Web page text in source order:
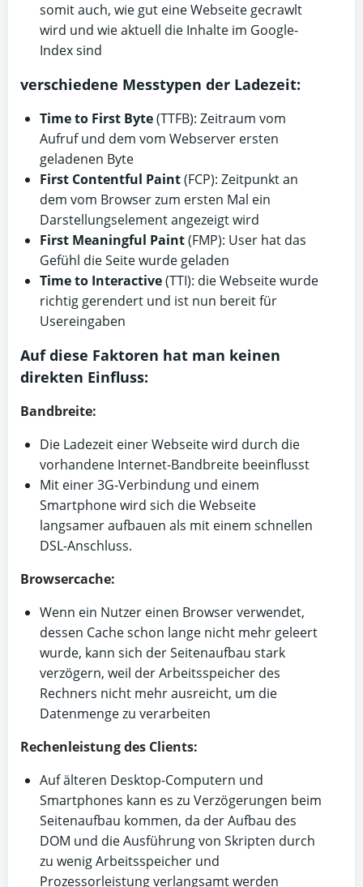
somit auch, wie gut eine Webseite gecrawlt
wird und wie aktuell die Inhalte im Google-
Index sind
verschiedene Messtypen der Ladezeit:
Time to First Byte(TTFB): Zeitraum vom
Aufruf und dem vom Webserver ersten
geladenen Byte
First Contentful Paint(FCP): Zeitpunkt an
dem vom Browser zum ersten Mal ein
Darstellungselement angezeigt wird
First Meaningful Paint(FMP): User hat das
Gefühl die Seite wurde geladen
Time to Interactive(TTI): die Webseite wurde
richtig gerendert und ist nun bereit für
Usereingaben
Auf diese Faktoren hat man keinen
direkten Einfluss:
Bandbreite:
Die Ladezeit einer Webseite wird durch die
vorhandene Internet-Bandbreite beeinflusst
Mit einer 3G-Verbindung und einem
Smartphone wird sich die Webseite
langsamer aufbauen als mit einem schnellen
DSL-Anschluss.
Browsercache:
Wenn ein Nutzer einen Browser verwendet,
dessen Cache schon lange nicht mehr geleert
wurde, kann sich der Seitenaufbau stark
verzögern, weil der Arbeitsspeicher des
Rechners nicht mehr ausreicht, um die
Datenmenge zu verarbeiten
Rechenleistung des Clients:
Auf älteren Desktop-Computern und
Smartphones kann es zu Verzögerungen beim
Seitenaufbau kommen, da der Aufbau des
DOM und die Ausführung von Skripten durch
zu wenig Arbeitsspeicher und
Prozessorleistung verlangsamt werden